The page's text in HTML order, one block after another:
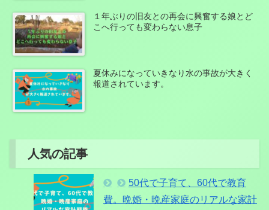
１年ぶりの旧友との再会に興奮する娘とど
こへ行っても変わらない息子
夏休みになっていきなり水の事故が大きく
報道されています。
人気の記事
50代で子育て、60代で教育
費。晩婚・晩産家庭のリアルな家計